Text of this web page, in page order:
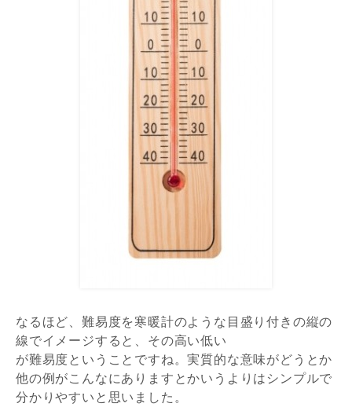
なるほど、難易度を寒暖計のような目盛り付きの縦の
線でイメージすると、その高い低い
が難易度ということですね。実質的な意味がどうとか
他の例がこんなにありますとかいうよりはシンプルで
分かりやすいと思いました。